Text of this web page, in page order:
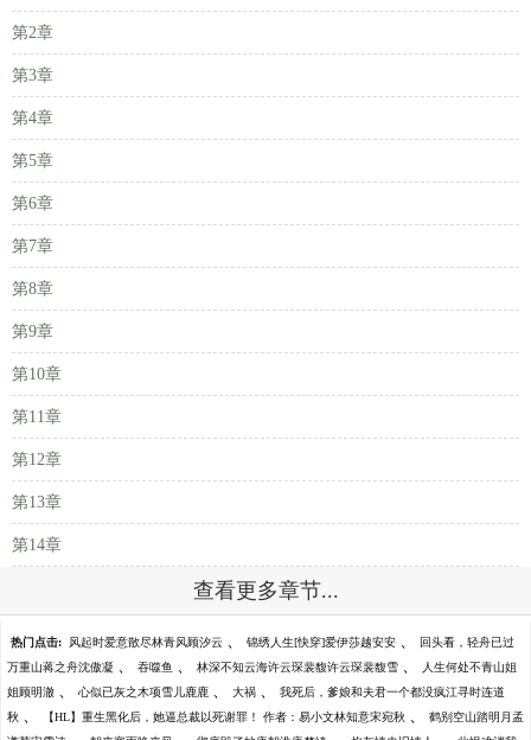
第2章
第3章
第4章
第5章
第6章
第7章
第8章
第9章
第10章
第11章
第12章
第13章
第14章
查看更多章节...
热门点击: 风起时爱意散尽林青风顾汐云 、 锦绣人生[快穿]爱伊莎越安安 、 回头看，轻舟已过
万重山蒋之舟沈傲凝 、 吞噬鱼 、 林深不知云海许云琛裴馥许云琛裴馥雪 、 人生何处不青山姐
姐顾明澈 、 心似已灰之木项雪儿鹿鹿 、 大祸 、 我死后，爹娘和夫君一个都没疯江寻时连道
秋 、 【HL】重生黑化后，她逼总裁以死谢罪！ 作者：易小文林知意宋宛秋 、 鹤别空山踏明月孟